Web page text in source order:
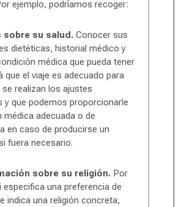
ejemplo, podríamos recoger:
sobre su salud. Conocer sus
dietéticas, historial médico y
médica que pueda tener
que el viaje es adecuado para
realizan los ajustes
y que podemos proporcionarle
médica adecuada o de
en caso de producirse un
fuera necesario.
sobre su religión. Por
especifica una preferencia de
indica una religión concreta,